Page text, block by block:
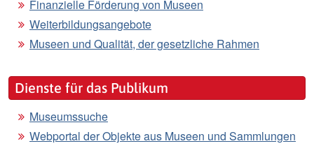
Finanzielle Förderung von Museen
Weiterbildungsangebote
Museen und Qualität, der gesetzliche Rahmen
Dienste für das Publikum
Museumssuche
Webportal der Objekte aus Museen und Sammlungen